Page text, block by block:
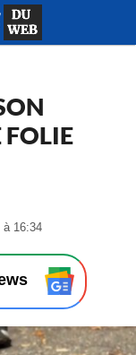
FOLIE
à 16:34
0
8
/
1
2